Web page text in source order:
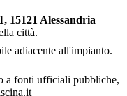
15121 Alessandria
città.
adiacente all'impianto.
a fonti ufficiali pubbliche,